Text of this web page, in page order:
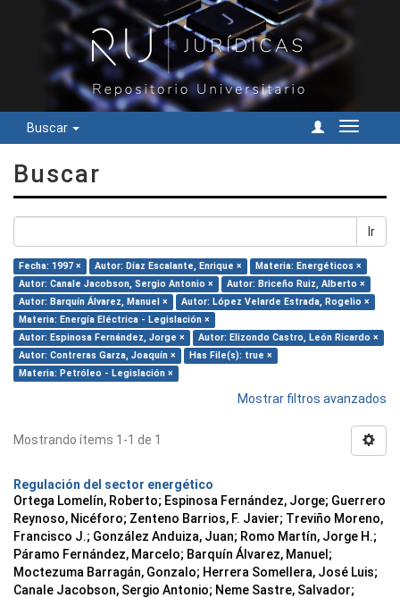
Buscar
Cambiar
Buscar
Ir
Fecha: 1997 × Autor: Díaz Escalante, Enrique ×
Materia: Energéticos ×
Autor: Canale Jacobson, Sergio Antonio ×
Autor: Briceño Ruiz, Alberto ×
Autor: Barquín Álvarez, Manuel ×
Autor: López Velarde Estrada, Rogelio ×
Materia: Energía Eléctrica - Legislación ×
Autor: Espinosa Fernández, Jorge ×
Autor: Elizondo Castro, León Ricardo ×
Autor: Contreras Garza, Joaquín ×
Has File(s): true ×
Materia: Petróleo - Legislación ×
Mostrar filtros avanzados
Mostrando ítems 1-1 de 1
Regulación del sector energético
Ortega Lomelín, Roberto; Espinosa Fernández, Jorge; Guerrero
Reynoso, Nicéforo; Zenteno Barrios, F. Javier; Treviño Moreno,
Francisco J.; González Anduiza, Juan; Romo Martín, Jorge H.;
Páramo Fernández, Marcelo; Barquín Álvarez, Manuel;
Moctezuma Barragán, Gonzalo; Herrera Somellera, José Luis;
Canale Jacobson, Sergio Antonio; Neme Sastre, Salvador;